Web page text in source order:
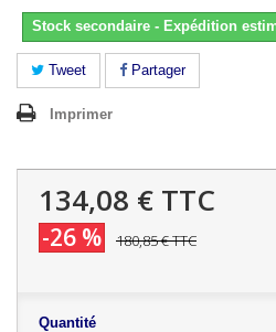
Stock secondaire - Expédition
Tweet Partager
Imprimer
134,08 € TTC
-26 % 180,85 €TTC
Quantité